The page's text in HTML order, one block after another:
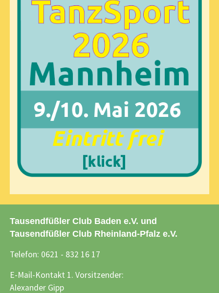
Tausendfüßler Club Baden e.V. und
Tausendfüßler Club Rheinland-Pfalz e.V.
Telefon: 0621 - 832 16 17
E-Mail-Kontakt 1. Vorsitzender:
Alexander Gipp